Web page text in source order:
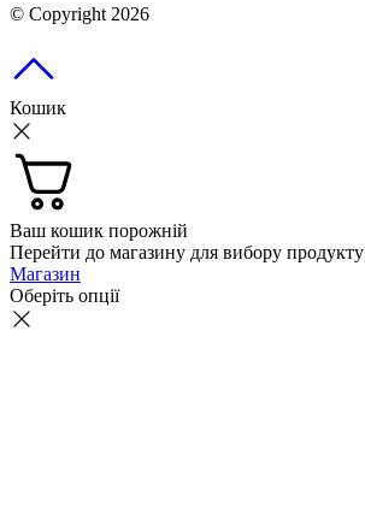
© Copyright 2026
Кошик
Ваш кошик порожній
Перейти до магазину для вибору продукту
Магазин
Оберіть опції